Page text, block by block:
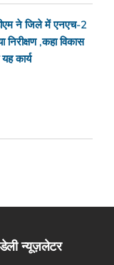
ने जिले में एनएच-2
निरीक्षण ,कहा विकास
कार्य
न्यूज़लेटर